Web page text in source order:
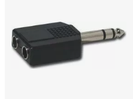
Packs
Voir